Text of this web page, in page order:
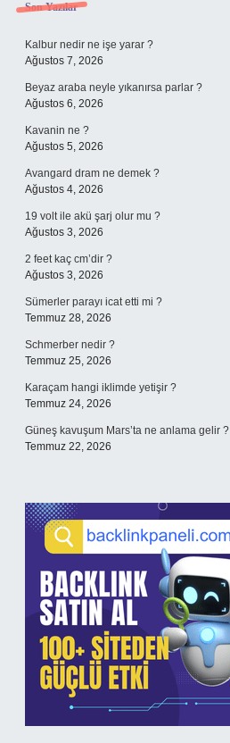
Sidebar
Son Yazılar
Kalbur nedir ne işe yarar ?
Ağustos 7, 2026
Beyaz araba neyle yıkanırsa parlar ?
Ağustos 6, 2026
Kavanin ne ?
Ağustos 5, 2026
Avangard dram ne demek ?
Ağustos 4, 2026
19 volt ile akü şarj olur mu ?
Ağustos 3, 2026
2 feet kaç cm’dir ?
Ağustos 3, 2026
Sümerler parayı icat etti mi ?
Temmuz 28, 2026
Schmerber nedir ?
Temmuz 25, 2026
Karaçam hangi iklimde yetişir ?
Temmuz 24, 2026
Güneş kavuşum Mars’ta ne anlama gelir ?
Temmuz 22, 2026